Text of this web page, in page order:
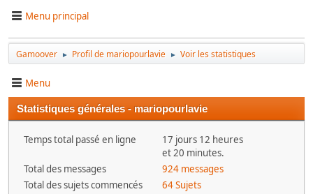
Menu principal
Gamoover ► Profil de mariopourlavie ► Voir les statistiques
Menu
Statistiques générales - mariopourlavie
Temps total passé en ligne
17 jours 12 heures
et 20 minutes.
Total des messages
924 messages
Total des sujets commencés
64 Sujets